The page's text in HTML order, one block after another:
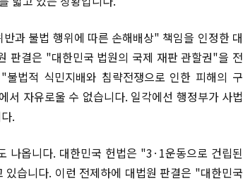
과 불법 행위에 따른 손해배상" 책임을 인정한 대
판결은 "대한민국 법원의 국제 재판 관할권"을 전
법적 식민지배와 침략전쟁으로 인한 피해의 구
자유로울 수 없습니다. 일각에선 행정부가 사법
.
나옵니다. 대한민국 헌법은 "3·1운동으로 건립된
습니다. 이런 전제하에 대법원 판결은 "대한민국